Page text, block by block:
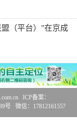
（平台）”在京成
ICP备案：
号 微信：17812161557